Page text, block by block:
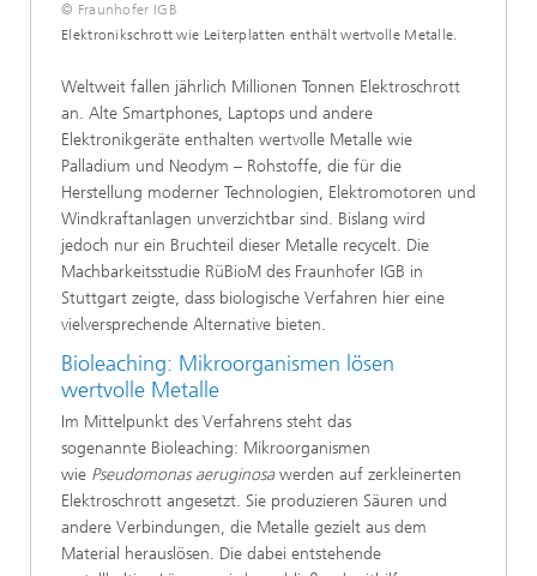
© Fraunhofer IGB
Elektronikschrott wie Leiterplatten enthält wertvolle Metalle.
Weltweit fallen jährlich Millionen Tonnen Elektroschrott
an. Alte Smartphones, Laptops und andere
Elektronikgeräte enthalten wertvolle Metalle wie
Palladium und Neodym – Rohstoffe, die für die
Herstellung moderner Technologien, Elektromotoren und
Windkraftanlagen unverzichtbar sind. Bislang wird
jedoch nur ein Bruchteil dieser Metalle recycelt. Die
Machbarkeitsstudie RüBioM des Fraunhofer IGB in
Stuttgart zeigte, dass biologische Verfahren hier eine
vielversprechende Alternative bieten.
Bioleaching: Mikroorganismen lösen
wertvolle Metalle
Im Mittelpunkt des Verfahrens steht das
sogenannte Bioleaching: Mikroorganismen
wie Pseudomonas aeruginosawerden auf zerkleinerten
Elektroschrott angesetzt. Sie produzieren Säuren und
andere Verbindungen, die Metalle gezielt aus dem
Material herauslösen. Die dabei entstehende